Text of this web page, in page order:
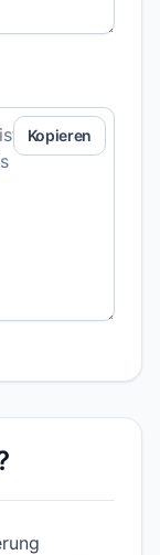
Kopieren